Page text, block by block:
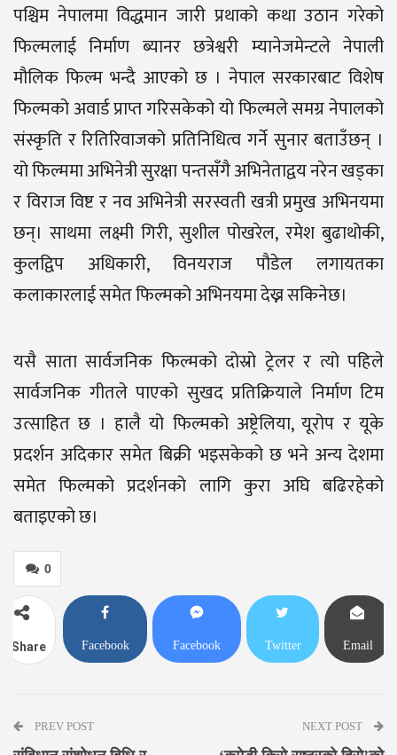
पश्चिम नेपालमा विद्धमान जारी प्रथाको कथा उठान गरेको
फिल्मलाई निर्माण ब्यानर छत्रेश्वरी म्यानेजमेन्टले नेपाली
मौलिक फिल्म भन्दै आएको छ । नेपाल सरकारबाट विशेष
फिल्मको अवार्ड प्राप्त गरिसकेको यो फिल्मले समग्र नेपालको
संस्कृति र रितिरिवाजको प्रतिनिधित्व गर्ने सुनार बताउँछन् ।
यो फिल्ममा अभिनेत्री सुरक्षा पन्तसँगै अभिनेताद्वय नरेन खड्का
र विराज विष्ट र नव अभिनेत्री सरस्वती खत्री प्रमुख अभिनयमा
छन्। साथमा लक्ष्मी गिरी, सुशील पोखरेल, रमेश बुढाथोकी,
कुलद्विप अधिकारी, विनयराज पौडेल लगायतका
कलाकारलाई समेत फिल्मको अभिनयमा देख्न सकिनेछ।
यसै साता सार्वजनिक फिल्मको दोस्रो ट्रेलर र त्यो पहिले
सार्वजनिक गीतले पाएको सुखद प्रतिक्रियाले निर्माण टिम
उत्साहित छ । हालै यो फिल्मको अष्ट्रेलिया, यूरोप र यूके
प्रदर्शन अदिकार समेत बिक्री भइसकेको छ भने अन्य देशमा
समेत फिल्मको प्रदर्शनको लागि कुरा अघि बढिरहेको
बताइएको छ।
0
Share Facebook Facebook Twitter Email
PREV POST NEXT POST